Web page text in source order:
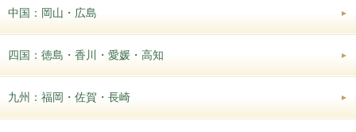
中国：岡山・広島
四国：徳島・香川・愛媛・高知
九州：福岡・佐賀・長崎